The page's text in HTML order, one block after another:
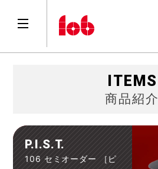
ITEMS
商品紹介
P.I.S.T.
106 セミオーダー ［ピ